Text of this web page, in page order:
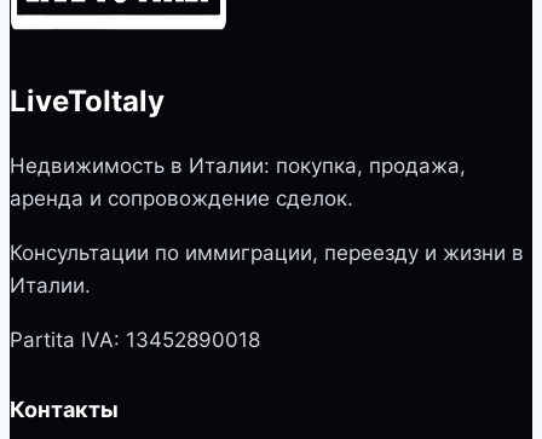
LiveToItaly
Недвижимость в Италии: покупка, продажа,
аренда и сопровождение сделок.
Консультации по иммиграции, переезду и жизни в
Италии.
Partita IVA: 13452890018
Контакты